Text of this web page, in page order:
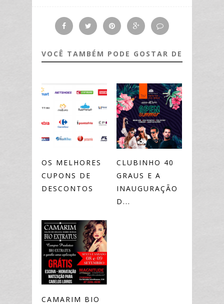
VOCÊ TAMBÉM PODE GOSTAR DE
OS MELHORES
CUPONS DE
DESCONTOS
CLUBINHO 40
GRAUS E A
INAUGURAÇÃO
D...
CAMARIM BIO